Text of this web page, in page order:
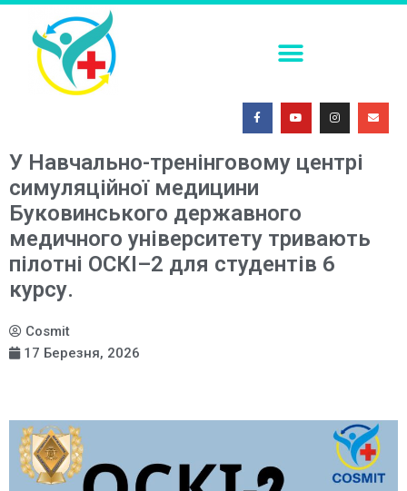
У Навчально-тренінговому центрі
симуляційної медицини
Буковинського державного
медичного університету тривають
пілотні ОСКІ–2 для студентів 6
курсу.
Cosmit
17 Березня, 2026